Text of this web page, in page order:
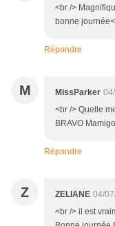
<br />
bonne
Répondre
M MissParker
<br /> Quelle
BRAVO
Répondre
Z ZELIANE 04/
<br /> il est